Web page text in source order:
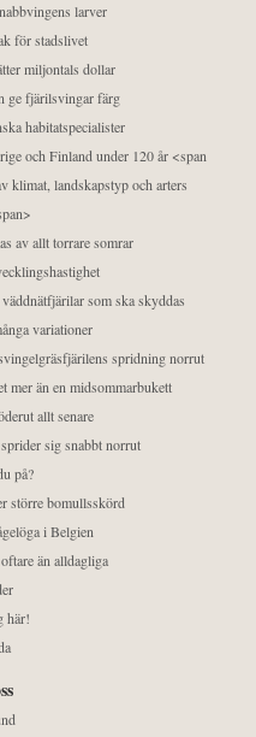
larver
för stadslivet
miljontals dollar
ge fjärilsvingar färg
habitatspecialister
och Finland under 120 år <span
klimat, landskapstyp och arters
av allt torrare somrar
som ska skyddas
variationer
spridning norrut
mer än en midsommarbukett
allt senare
sig snabbt norrut
på?
större bomullsskörd
i Belgien
än alldagliga
här!